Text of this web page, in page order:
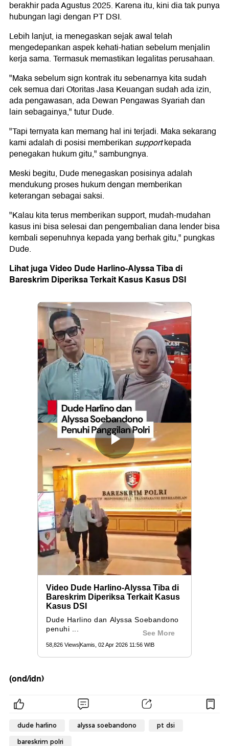
berakhir pada Agustus 2025. Karena itu, kini dia tak punya
hubungan lagi dengan PT DSI.
Lebih lanjut, ia menegaskan sejak awal telah
mengedepankan aspek kehati-hatian sebelum menjalin
kerja sama. Termasuk memastikan legalitas perusahaan.
"Maka sebelum sign kontrak itu sebenarnya kita sudah
cek semua dari Otoritas Jasa Keuangan sudah ada izin,
ada pengawasan, ada Dewan Pengawas Syariah dan
lain sebagainya," tutur Dude.
"Tapi ternyata kan memang hal ini terjadi. Maka sekarang
kami adalah di posisi memberikan supportkepada
penegakan hukum gitu," sambungnya.
Meski begitu, Dude menegaskan posisinya adalah
mendukung proses hukum dengan memberikan
keterangan sebagai saksi.
"Kalau kita terus memberikan support, mudah-mudahan
kasus ini bisa selesai dan pengembalian dana lender bisa
kembali sepenuhnya kepada yang berhak gitu," pungkas
Dude.
Lihat juga Video Dude Harlino-Alyssa Tiba di
Bareskrim Diperiksa Terkait Kasus Kasus DSI
(ond/idn)
dude harlino alyssa soebandono pt dsi
bareskrim polri